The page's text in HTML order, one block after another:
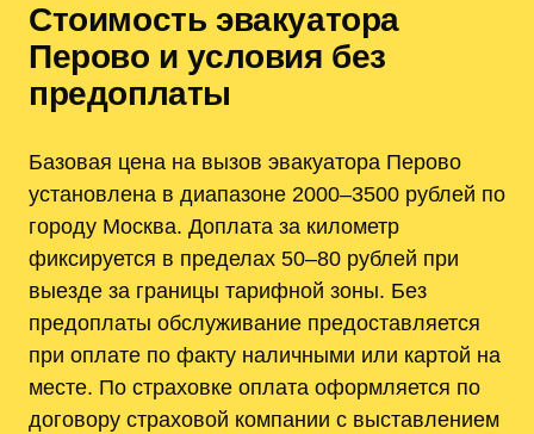
Стоимость эвакуатора
Перово и условия без
предоплаты
Базовая цена на вызов эвакуатора Перово
установлена в диапазоне 2000–3500 рублей по
городу Москва. Доплата за километр
фиксируется в пределах 50–80 рублей при
выезде за границы тарифной зоны. Без
предоплаты обслуживание предоставляется
при оплате по факту наличными или картой на
месте. По страховке оплата оформляется по
договору страховой компании с выставлением